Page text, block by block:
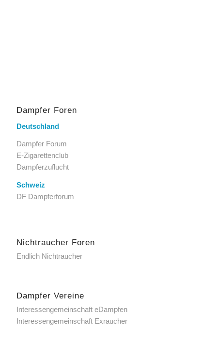
Dampfer Foren
Deutschland
Dampfer Forum
E-Zigarettenclub
Dampferzuflucht
Schweiz
DF Dampferforum
Nichtraucher Foren
Endlich Nichtraucher
Dampfer Vereine
Interessengemeinschaft eDampfen
Interessengemeinschaft Exraucher